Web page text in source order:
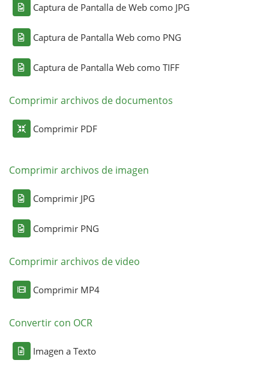
Captura de Pantalla de Web como JPG
Captura de Pantalla Web como PNG
Captura de Pantalla Web como TIFF
Comprimir archivos de documentos
Comprimir PDF
Comprimir archivos de imagen
Comprimir JPG
Comprimir PNG
Comprimir archivos de video
Comprimir MP4
Convertir con OCR
Imagen a Texto